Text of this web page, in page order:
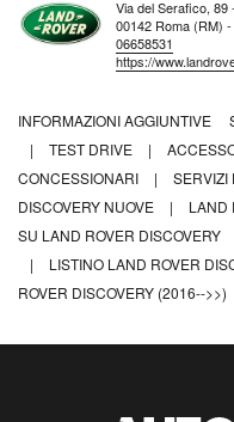
Via del Serafico, 89
00142 Roma (RM) -
06658531
https://
INFORMAZIONI AGGIUNTIVE
|
TEST DRIVE |
CONCESSIONARI
| SERVIZI
DISCOVERY NUOVE
| LAND
SU LAND ROVER DISCOVERY
|
LISTINO LAND ROVER
ROVER DISCOVERY (2016-->>)